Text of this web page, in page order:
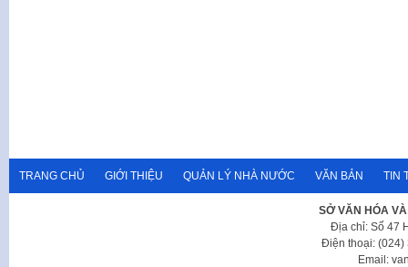
TRANG CHỦ GIỚI THIỆU QUẢN LÝ NHÀ NƯỚC VĂN BẢN TIN
SỞ VĂN HÓA
Địa chỉ: Số 47
Điện thoại: (024)
Email: